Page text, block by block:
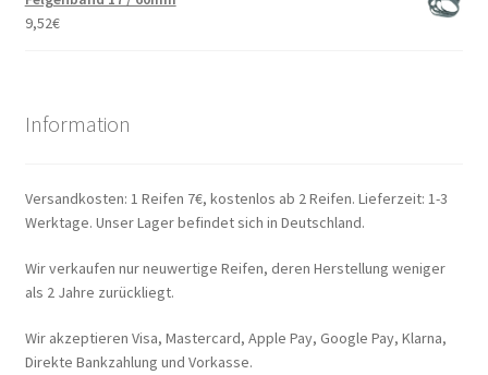
9,52€
Information
Versandkosten: 1 Reifen 7€, kostenlos ab 2 Reifen. Lieferzeit: 1-3
Werktage. Unser Lager befindet sich in Deutschland.
Wir verkaufen nur neuwertige Reifen, deren Herstellung weniger
als 2 Jahre zurückliegt.
Wir akzeptieren Visa, Mastercard, Apple Pay, Google Pay, Klarna,
Direkte Bankzahlung und Vorkasse.